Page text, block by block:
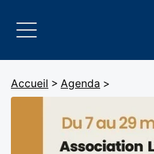
Accueil > Agenda >